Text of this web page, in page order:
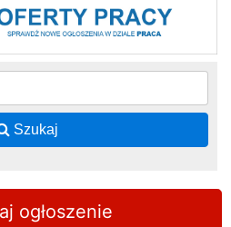
Szukaj
ogłoszenie